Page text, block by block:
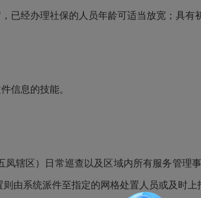
经办理社保的人员年龄可适当放宽；具有
信息的技能。
区）日常巡查以及区域内所有服务管理
由系统派件至指定的网格处置人员或及时上